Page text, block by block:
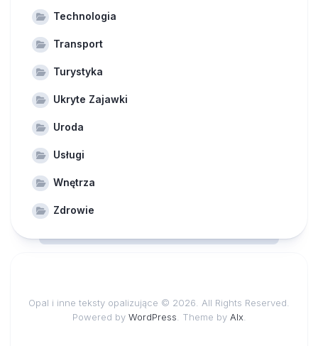
Technologia
Transport
Turystyka
Ukryte Zajawki
Uroda
Usługi
Wnętrza
Zdrowie
Opal i inne teksty opalizujące © 2026. All Rights Reserved.
Powered by WordPress . Theme by Alx